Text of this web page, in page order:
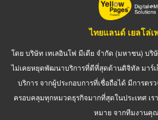
ไทยแลนด์ เยลโล่เ
โดย บริษัท เทเลอินโฟ มีเดีย จำกัด (มหาชน) บริ
ไม่เคยหยุดพัฒนาบริการที่ดีที่สุดด้านดิจิทัล มาร์
บริการ จากผู้ประกอบการที่เชื่อถือได้ มีการต
ครอบคลุมทุกหมวดธุรกิจมากที่สุดในประเทศ เ
หมาย จากทีมงานคุ